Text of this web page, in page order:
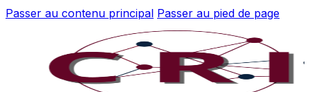
Passer au contenu principal Passer au pied de page